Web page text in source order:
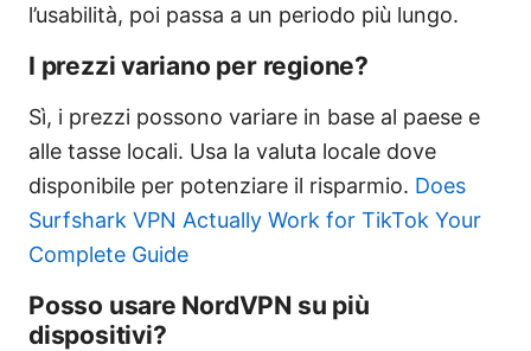
l’usabilità, poi passa a un periodo più lungo.
I prezzi variano per regione?
Sì, i prezzi possono variare in base al paese e
alle tasse locali. Usa la valuta locale dove
disponibile per potenziare il risparmio. Does
Surfshark VPN Actually Work for TikTok Your
Complete Guide
Posso usare NordVPN su più
dispositivi?